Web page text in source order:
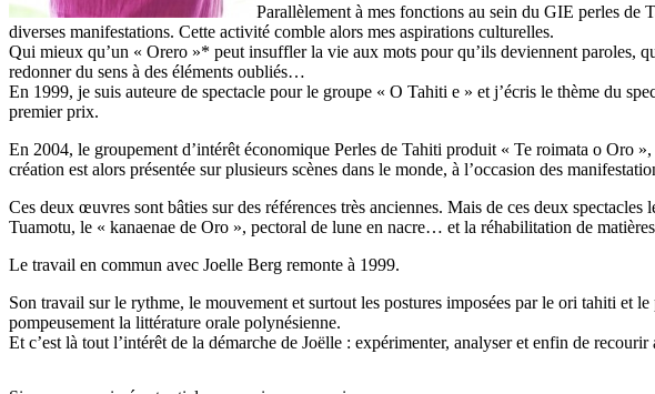
Parallèlement à mes fonctions au sein du GIE perles de
diverses manifestations. Cette activité comble alors mes aspirations culturelles.
Qui mieux qu’un « Orero »* peut insuffler la vie aux mots pour qu’ils deviennent paroles,
redonner du sens à des éléments oubliés…
En 1999, je suis auteure de spectacle pour le groupe « O Tahiti e » et j’écris le thème du
premier prix.
En 2004, le groupement d’intérêt économique Perles de Tahiti produit « Te roimata o Oro
création est alors présentée sur plusieurs scènes dans le monde, à l’occasion des
Ces deux œuvres sont bâties sur des références très anciennes. Mais de ces deux
Tuamotu, le « kanaenae de Oro », pectoral de lune en nacre… et la réhabilitation de
Le travail en commun avec Joelle Berg remonte à 1999.
Son travail sur le rythme, le mouvement et surtout les postures imposées par le ori tahiti et
pompeusement la littérature orale polynésienne.
Et c’est là tout l’intérêt de la démarche de Joëlle : expérimenter, analyser et enfin de